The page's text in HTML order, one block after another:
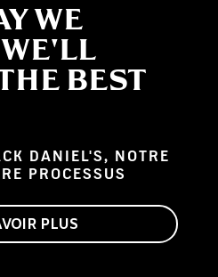
WE
BEST
DANIEL'S, NOTRE
PROCESSUS
PLUS